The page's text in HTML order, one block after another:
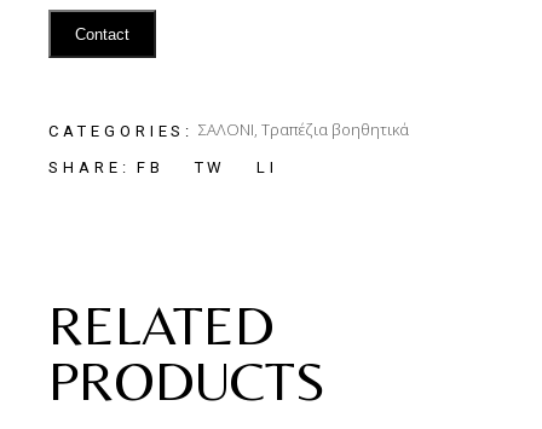
Contact
CATEGORIES: ΣΑΛΟΝΙ,Τραπέζια βοηθητικά
SHARE: FB TW LI
RELATED
PRODUCTS